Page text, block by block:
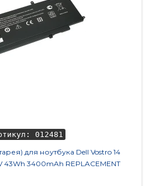
012481
для ноутбука Dell Vostro 14
43Wh 3400mAh REPLACEMENT